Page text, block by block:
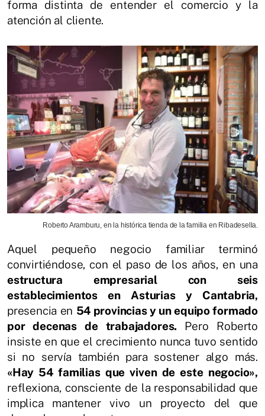
forma distinta de entender el comercio y la
atención al cliente.
Roberto Aramburu, en la histórica tienda de la familia en Ribadesella.
Aquel pequeño negocio familiar terminó
convirtiéndose, con el paso de los años, en una
estructura empresarial con seis
establecimientos en Asturias y Cantabria,
presencia en 54 provincias y un equipo formado
por decenas de trabajadores. Pero Roberto
insiste en que el crecimiento nunca tuvo sentido
si no servía también para sostener algo más.
«Hay 54 familias que viven de este negocio»,
reflexiona, consciente de la responsabilidad que
implica mantener vivo un proyecto del que